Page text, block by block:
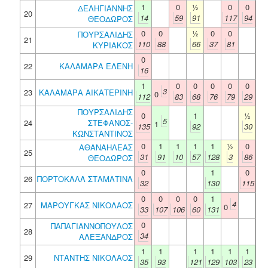
20
ΔΕΛΗΓΙΑΝΝΗΣ
ΘΕΟΔΩΡΟΣ
1
14
0
59
½
91
0
117
0
94
21
ΠΟΥΡΣΑΛΙΔΗΣ
ΚΥΡΙΑΚΟΣ
0
110
0
88
½
66
0
37
0
81
22
ΚΑΛΑΜΑΡΑ ΕΛΕΝΗ
0
16
23
ΚΑΛΑΜΑΡΑ ΑΙΚΑΤΕΡΙΝΗ
1
112 0 3
0
83
0
68
0
76
0
79
0
29
24
ΠΟΥΡΣΑΛΙΔΗΣ
ΣΤΕΦΑΝΟΣ-
ΚΩΝΣΤΑΝΤΙΝΟΣ
0
135 1 5
1
92
½
30
25
ΑΘΑΝΑΗΛΕΑΣ
ΘΕΟΔΩΡΟΣ
0
31
1
91
1
10
1
57
1
128
½
3
0
86
26 ΠΟΡΤΟΚΑΛΑ ΣΤΑΜΑΤΙΝΑ
0
32
1
130
0
115
27
ΜΑΡΟΥΓΚΑΣ ΝΙΚΟΛΑΟΣ
0
33
0
107
0
106
0
60
1
131 0 4
28
ΠΑΠΑΓΙΑΝΝΟΠΟΥΛΟΣ
ΑΛΕΞΑΝΔΡΟΣ
0
34
29
ΝΤΑΝΤΗΣ ΝΙΚΟΛΑΟΣ
1
35
1
93
1
121
1
129
1
103
1
23